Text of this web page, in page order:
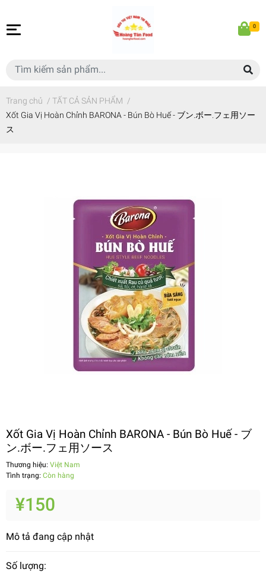
0
Trang chủ / TẤT CẢ SẢN PHẨM /
Xốt Gia Vị Hoàn Chỉnh BARONA - Bún Bò Huế - ブン.ボー.フェ用ソー
ス
Xốt Gia Vị Hoàn Chỉnh BARONA - Bún Bò Huế - ブ
ン.ボー.フェ用ソース
Thương hiệu: Việt Nam
Tình trạng: Còn hàng
¥150
Mô tả đang cập nhật
Số lượng: